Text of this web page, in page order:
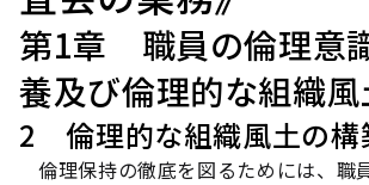
第1章 職員の倫理意
養及び倫理的な組織
2 倫理的な組織風土の構
倫理保持の徹底を図るためには、職